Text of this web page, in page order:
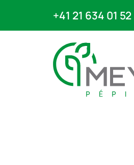
+41 21 634 01 52